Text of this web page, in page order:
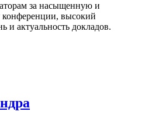
за насыщенную и
высокий
и актуальность докладов.